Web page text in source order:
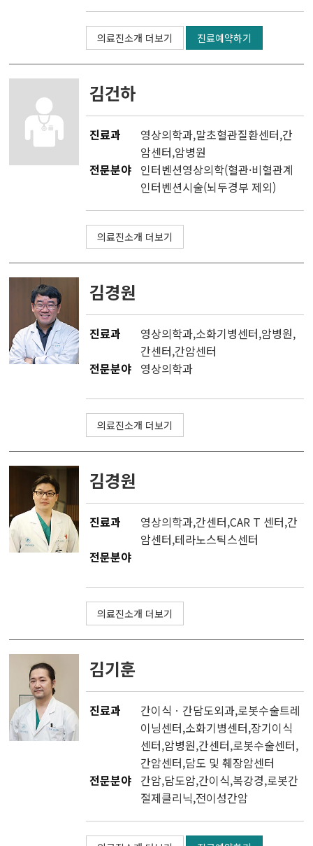
의료진소개 더보기 진료예약하기
김건하
진료과 영상의학과,말초혈관질환센터,간
암센터,암병원
전문분야 인터벤션영상의학(혈관·비혈관계
인터벤션시술(뇌두경부 제외)
의료진소개 더보기
김경원
진료과 영상의학과,소화기병센터,암병원,
간센터,간암센터
전문분야 영상의학과
의료진소개 더보기
김경원
진료과 영상의학과,간센터,CAR T 센터,간
암센터,테라노스틱스센터
전문분야
의료진소개 더보기
김기훈
진료과 간이식ㆍ간담도외과,로봇수술트레
이닝센터,소화기병센터,장기이식
센터,암병원,간센터,로봇수술센터,
간암센터,담도 및 췌장암센터
전문분야 간암,담도암,간이식,복강경,로봇간
절제클리닉,전이성간암